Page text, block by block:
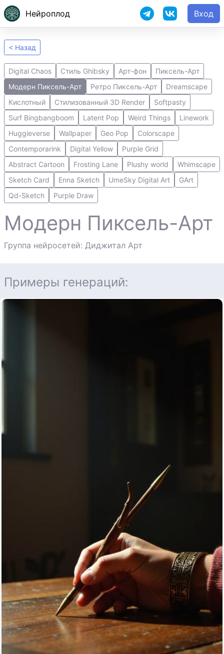
Нейроплод Вход
< Назад
Digital Chaos Стиль Ghibsky Арт-фон
Пиксель-Арт
Модерн Пиксель-Арт
Ретро Пиксель-Арт
Dreamscape
Кислотный
Стилизованный 3D Render
Softpasty
Surf Bingbangboom
Latent Pop Weird Things
Linework
Huggieverse
Wallpaper Geo Pop
Colorscape
Contemporarink
Digital Yellow
Purple Grid
Abstract Cartoon
Frosting Lane Plushy world
Whimscape
Sketch Card
Enna Sketch UmeSky Digital Art
GArt
Qd-Sketch
Purple Draw
Модерн Пиксель-Арт
Группа нейросетей: Диджитал Арт
Примеры генераций: